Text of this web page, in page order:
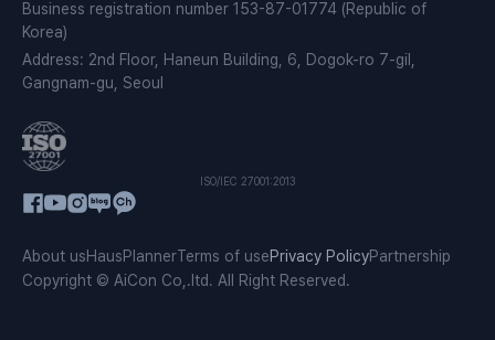
Business registration number 153-87-01774 (Republic of
Korea)
Address: 2nd Floor, Haneun Building, 6, Dogok-ro 7-gil,
Gangnam-gu, Seoul
ISO/IEC 27001:2013
Copyright © AiCon Co,.ltd. All Right Reserved.
About usHausPlannerTerms of usePrivacy PolicyPartnership